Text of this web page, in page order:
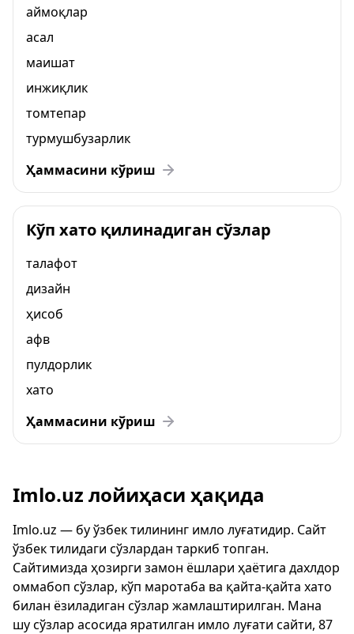
аймоқлар
асал
маишат
инжиқлик
томтепар
турмушбузарлик
Ҳаммасини кўриш
Кўп хато қилинадиган сўзлар
талафот
дизайн
ҳисоб
афв
пулдорлик
хато
Ҳаммасини кўриш
Imlo.uz лойиҳаси ҳақида
Imlo.uz — бу ўзбек тилининг имло луғатидир. Сайт
ўзбек тилидаги сўзлардан таркиб топган.
Сайтимизда ҳозирги замон ёшлари ҳаётига дахлдор
оммабоп сўзлар, кўп маротаба ва қайта-қайта хато
билан ёзиладиган сўзлар жамлаштирилган. Мана
шу сўзлар асосида яратилган имло луғати сайти, 87